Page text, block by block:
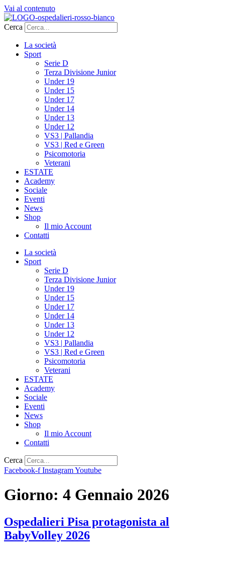
Vai al contenuto
Cerca
La società
Sport
Serie D
Terza Divisione Junior
Under 19
Under 15
Under 17
Under 14
Under 13
Under 12
VS3 | Pallandia
VS3 | Red e Green
Psicomotoria
Veterani
ESTATE
Academy
Sociale
Eventi
News
Shop
Il mio Account
Contatti
La società
Sport
Serie D
Terza Divisione Junior
Under 19
Under 15
Under 17
Under 14
Under 13
Under 12
VS3 | Pallandia
VS3 | Red e Green
Psicomotoria
Veterani
ESTATE
Academy
Sociale
Eventi
News
Shop
Il mio Account
Contatti
Cerca
Facebook-f InstagramYoutube
Giorno: 4 Gennaio 2026
Ospedalieri Pisa protagonista al
BabyVolley 2026